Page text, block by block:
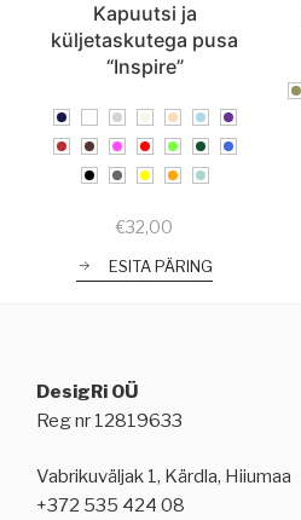
Kapuutsi ja
küljetaskutega pusa
“Inspire”
€32,00
ESITA PÄRING
DesigRi OÜ
Reg nr 12819633
Vabrikuväljak 1, Kärdla, Hiiumaa
+372 535 424 08